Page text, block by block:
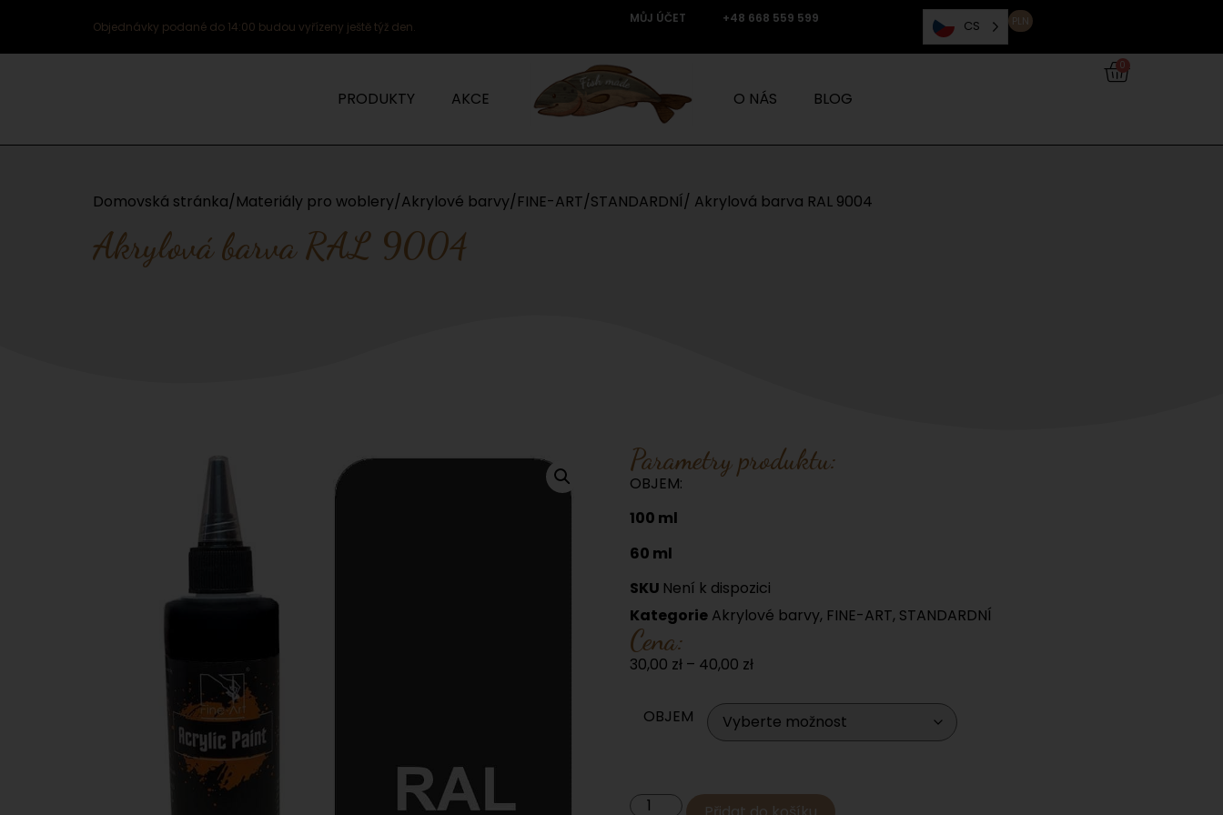
Objednávky podané do 14:00 budou vyřízeny ještě týž den.
MŮJ ÚČET +48 668 559 599 CS PLN
PRODUKTY AKCE O NÁS BLOG
0
Domovská stránka/Materiály pro woblery/Akrylové barvy/FINE-ART/STANDARDNÍ/ Akrylová barva RAL 9004
Akrylová barva RAL 9004
Parametry produktu:
OBJEM:
100 ml
60 ml
SKU Není k dispozici
Kategorie Akrylové barvy, FINE-ART, STANDARDNÍ
Cena:
30,00 zł – 40,00 zł
OBJEM